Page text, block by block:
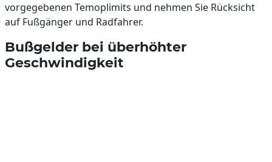
vorgegebenen Temoplimits und nehmen Sie Rücksicht
auf Fußgänger und Radfahrer.
Bußgelder bei überhöhter
Geschwindigkeit